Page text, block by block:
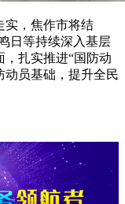
实，焦作市将结
日等持续深入基层
扎实推进“国防动
动员基础，提升全民